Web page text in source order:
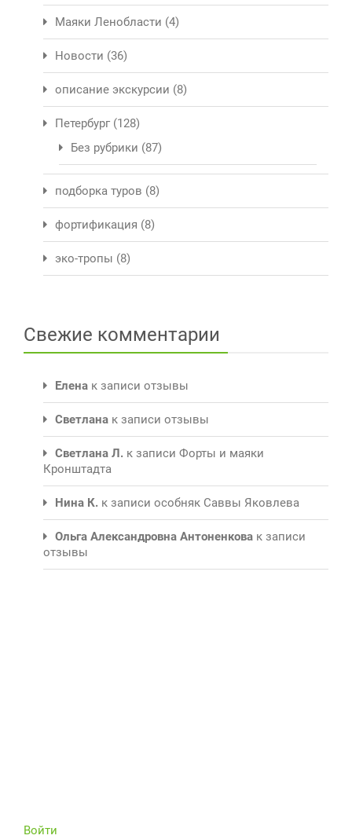
Маяки Ленобласти (4)
Новости (36)
описание экскурсии (8)
Петербург (128)
Без рубрики (87)
подборка туров (8)
фортификация (8)
эко-тропы (8)
Свежие комментарии
Елена к записи отзывы
Светлана к записи отзывы
Светлана Л. к записи Форты и маяки
Кронштадта
Нина К. к записи особняк Саввы Яковлева
Ольга Александровна Антоненкова к записи
отзывы
Войти